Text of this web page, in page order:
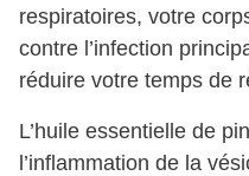
respiratoires, votre
contre l’infection
réduire votre temps de
L’huile essentielle de
l’inflammation de la